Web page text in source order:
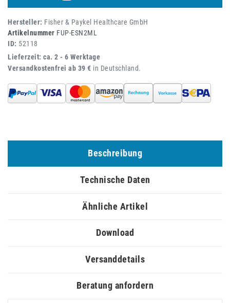
Hersteller: Fisher & Paykel Healthcare GmbH
Artikelnummer FUP-ESN2ML
ID: 52118
Lieferzeit: ca. 2 - 6 Werktage
Versandkostenfrei ab 39 € in Deutschland.
Beschreibung
Technische Daten
Ähnliche Artikel
Download
Versanddetails
Beratung anfordern